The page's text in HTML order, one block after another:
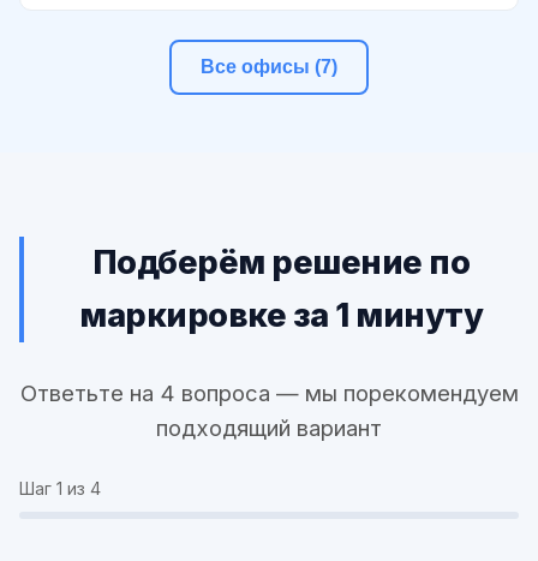
Все офисы (7)
Подберём решение по
маркировке за 1 минуту
Ответьте на 4 вопроса — мы порекомендуем
подходящий вариант
Шаг 1 из 4